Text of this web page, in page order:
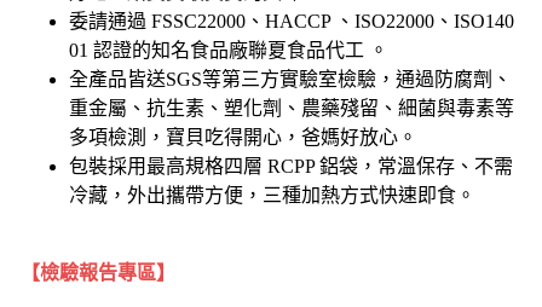
委請通過 FSSC22000、HACCP 、ISO22000、ISO140
01 認證的知名食品廠聯夏食品代工 。
全產品皆送SGS等第三方實驗室檢驗，通過防腐劑、
重金屬、抗生素、塑化劑、農藥殘留、細菌與毒素等
多項檢測，寶貝吃得開心，爸媽好放心。
包裝採用最高規格四層 RCPP 鋁袋，常溫保存、不需
冷藏，外出攜帶方便，三種加熱方式快速即食。
【檢驗報告專區】